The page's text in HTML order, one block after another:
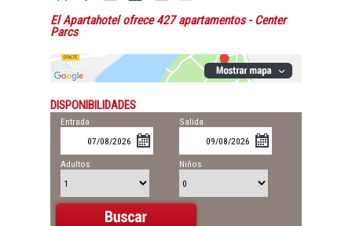
El Apartahotel ofrece 427 apartamentos- Center
Parcs
DISPONIBILIDADES
Entrada Salida
Adultos Niños